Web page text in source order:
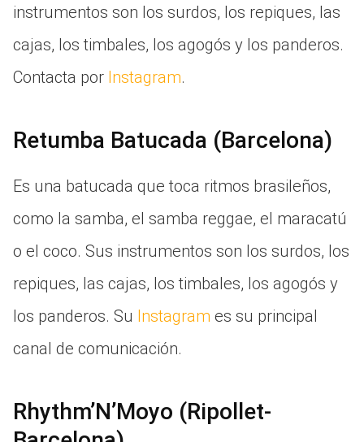
instrumentos son los surdos, los repiques, las
cajas, los timbales, los agogós y los panderos.
Contacta por Instagram.
Retumba Batucada (Barcelona)
Es una batucada que toca ritmos brasileños,
como la samba, el samba reggae, el maracatú
o el coco. Sus instrumentos son los surdos, los
repiques, las cajas, los timbales, los agogós y
los panderos. Su Instagram es su principal
canal de comunicación.
Rhythm’N’Moyo (Ripollet-